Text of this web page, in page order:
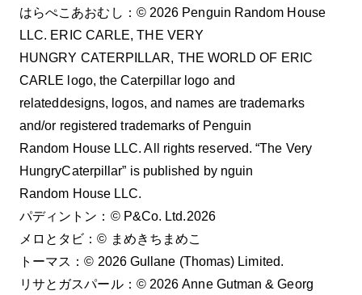
はらぺこあおむし：© 2026 Penguin Random House
LLC. ERIC CARLE, THE VERY
HUNGRY CATERPILLAR, THE WORLD OF ERIC
CARLE logo, the Caterpillar logo and
relateddesigns, logos, and names are trademarks
and/or registered trademarks of Penguin
Random House LLC. All rights reserved. “The Very
HungryCaterpillar” is published by nguin
Random House LLC.
パディントン：© P&Co. Ltd.2026
メロとタビ：©︎ まめきちまめこ
トーマス：© 2026 Gullane (Thomas) Limited.
リサとガスパール：©︎ 2026 Anne Gutman & Georg